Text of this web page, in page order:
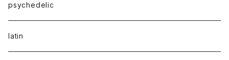
psychedelic
latin